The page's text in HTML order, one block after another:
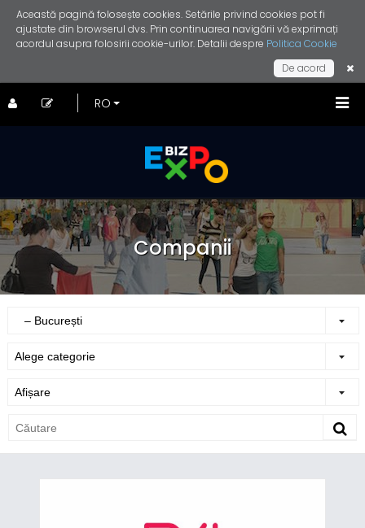
Această pagină folosește cookies. Setările privind cookies pot fi
ajustate din browserul dvs. Prin continuarea navigării vă exprimați
acordul asupra folosirii cookie-urilor. Detalii despre Politica Cookie
De acord
Companii